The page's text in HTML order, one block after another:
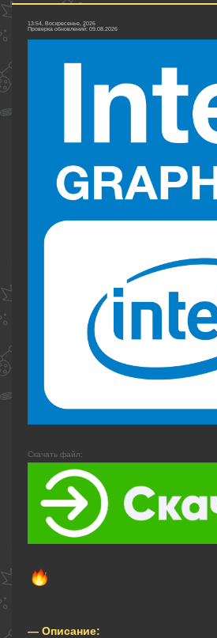
13:54, Воскресенье, 2026
Проверка обновлений: 09.08.2026
Скачать файл:
— Описание: